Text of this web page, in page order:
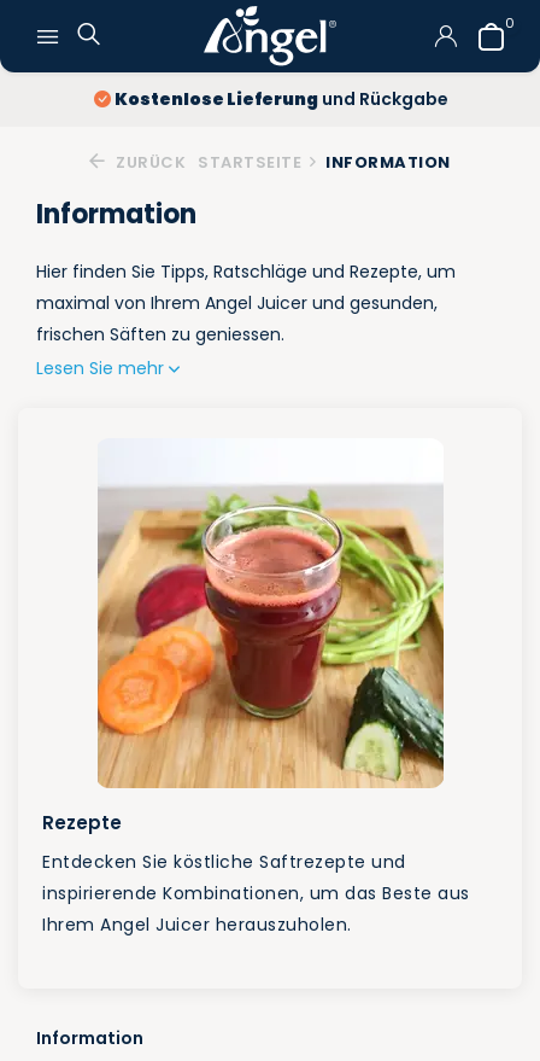
0
Kostenlose Lieferungund Rückgabe
ZURÜCK STARTSEITE INFORMATION
Information
Hier finden Sie Tipps, Ratschläge und Rezepte, um
maximal von Ihrem Angel Juicer und gesunden,
frischen Säften zu geniessen.
Lesen Sie mehr
Rezepte
Entdecken Sie köstliche Saftrezepte und
inspirierende Kombinationen, um das Beste aus
Ihrem Angel Juicer herauszuholen.
Information